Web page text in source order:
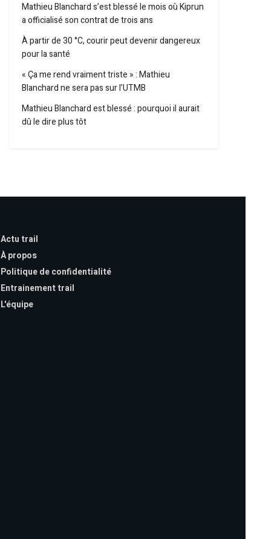
Mathieu Blanchard s’est blessé le mois où Kiprun
a officialisé son contrat de trois ans
À partir de 30 °C, courir peut devenir dangereux
pour la santé
« Ça me rend vraiment triste » : Mathieu
Blanchard ne sera pas sur l’UTMB
Mathieu Blanchard est blessé : pourquoi il aurait
dû le dire plus tôt
Actu trail
À propos
Politique de confidentialité
Entrainement trail
L'équipe